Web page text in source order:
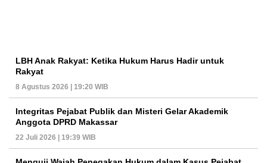
LBH Anak Rakyat: Ketika Hukum Harus Hadir untuk
Rakyat
8 Agustus 2026 | 19:20 WIB
Integritas Pejabat Publik dan Misteri Gelar Akademik
Anggota DPRD Makassar
22 Juli 2026 | 19:39 WIB